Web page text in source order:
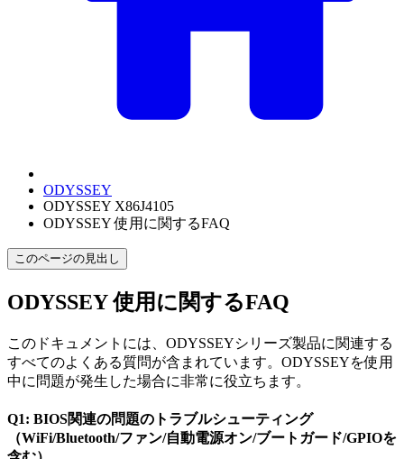
ODYSSEY
ODYSSEY X86J4105
ODYSSEY 使用に関するFAQ
このページの見出し
ODYSSEY 使用に関するFAQ
このドキュメントには、ODYSSEYシリーズ製品に関連する
すべてのよくある質問が含まれています。ODYSSEYを使用
中に問題が発生した場合に非常に役立ちます。
Q1: BIOS関連の問題のトラブルシューティング
（WiFi/Bluetooth/ファン/自動電源オン/ブートガード/GPIOを